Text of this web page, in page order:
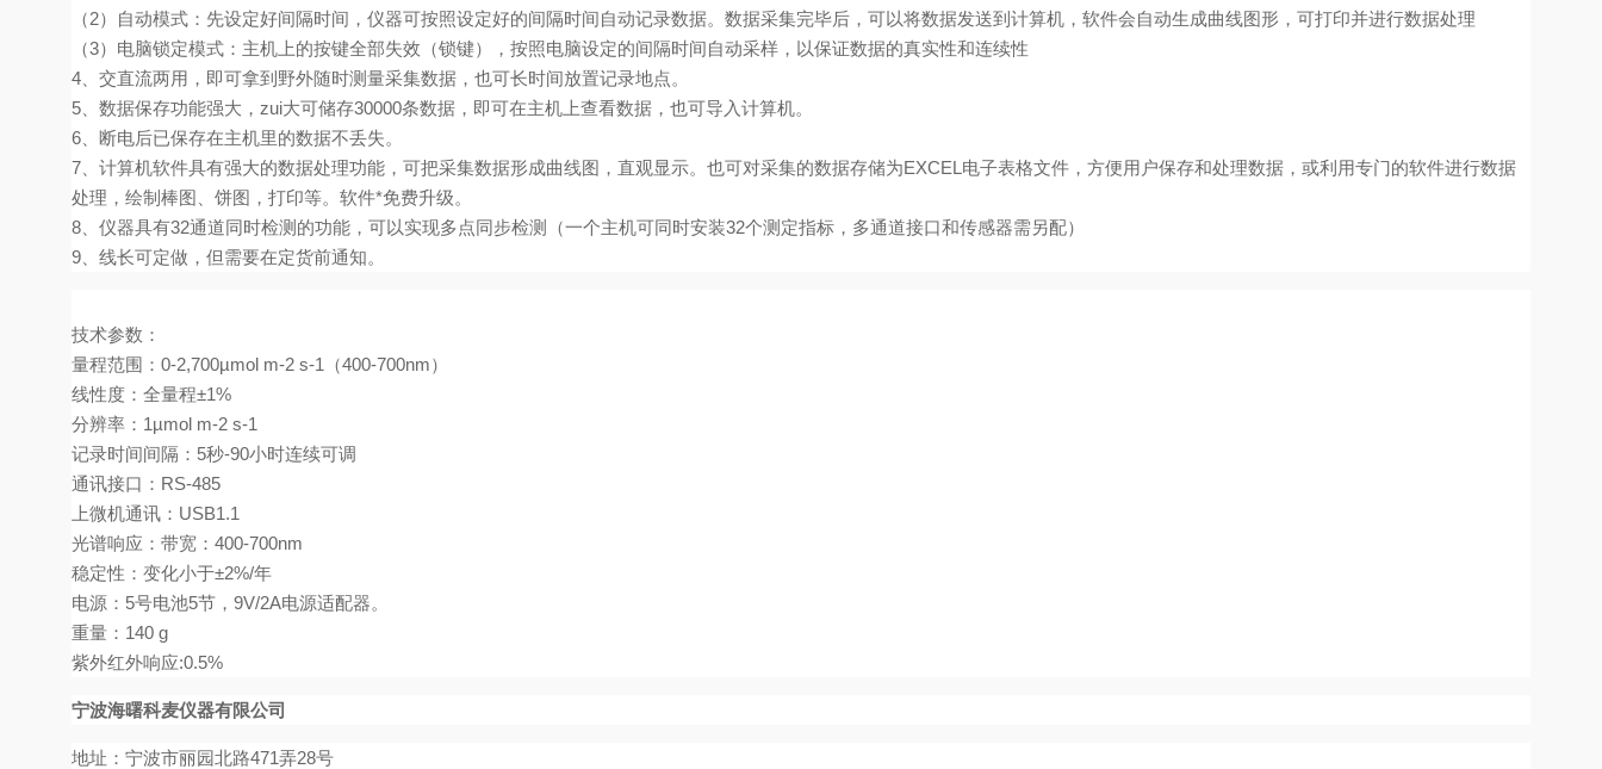
（2）自动模式：先设定好间隔时间，仪器可按照设定好的间隔时间自动记录数据。数据采集完毕后，可以将数据发送到计算机，软件会自动生成曲线图形，可打印并进行数据处理
（3）电脑锁定模式：主机上的按键全部失效（锁键），按照电脑设定的间隔时间自动采样，以保证数据的真实性和连续性
4、交直流两用，即可拿到野外随时测量采集数据，也可长时间放置记录地点。
5、数据保存功能强大，zui大可储存30000条数据，即可在主机上查看数据，也可导入计算机。
6、断电后已保存在主机里的数据不丢失。
7、计算机软件具有强大的数据处理功能，可把采集数据形成曲线图，直观显示。也可对采集的数据存储为EXCEL电子表格文件，方便用户保存和处理数据，或利用专门的软件进行数据
处理，绘制棒图、饼图，打印等。软件*免费升级。
8、仪器具有32通道同时检测的功能，可以实现多点同步检测（一个主机可同时安装32个测定指标，多通道接口和传感器需另配）
9、线长可定做，但需要在定货前通知。
技术参数：
量程范围： 0-2,700µmol m-2 s-1 （400-700nm）
线性度：全量程±1%
分辨率： 1µmol m-2 s-1
记录时间间隔： 5秒-90小时连续可调
通讯接口： RS-485
上微机通讯： USB1.1
光谱响应：带宽： 400-700nm
稳定性：变化小于±2%/年
电源： 5号电池5节， 9V/2A电源适配器。
重量： 140 g
紫外红外响应:0.5%
宁波海曙科麦仪器有限公司
地址：宁波市丽园北路471弄28号